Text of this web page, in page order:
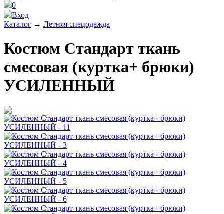
0
Вход
Каталог → Летняя спецодежда
Костюм Стандарт ткань
смесовая (куртка+ брюки)
УСИЛЕННЫЙ